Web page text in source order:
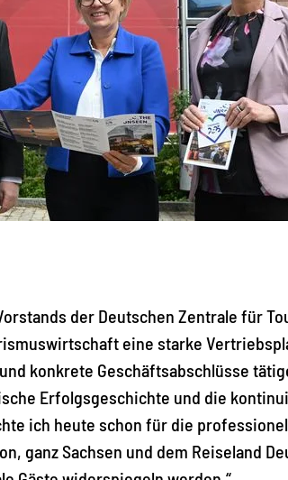
der Deutschen Zentrale für
eine starke
konkrete Geschäftsabschlüsse
Erfolgsgeschichte und die
ich heute schon für die
ganz Sachsen und dem Reiseland